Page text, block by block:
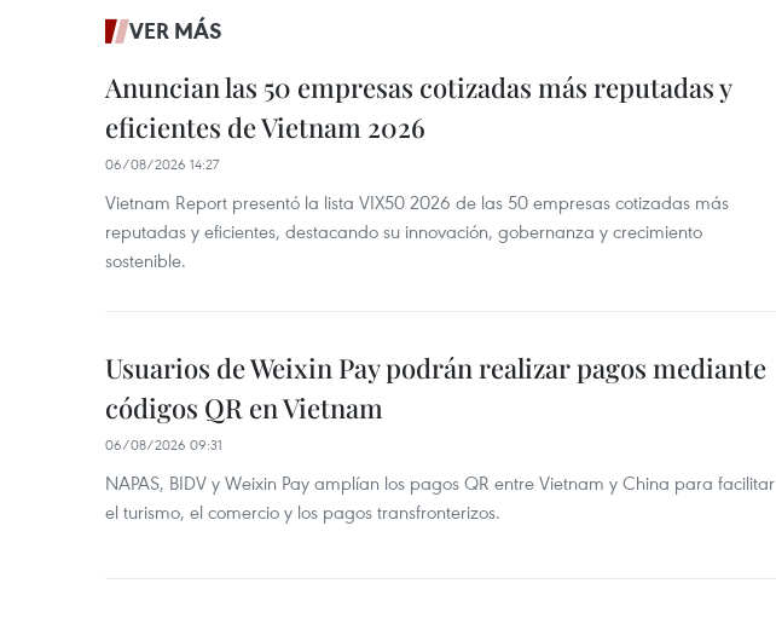
VER MÁS
Anuncian las 50 empresas cotizadas más reputadas y
eficientes de Vietnam 2026
06/08/2026 14:27
Vietnam Report presentó la lista VIX50 2026 de las 50 empresas cotizadas más
reputadas y eficientes, destacando su innovación, gobernanza y crecimiento
sostenible.
Usuarios de Weixin Pay podrán realizar pagos mediante
códigos QR en Vietnam
06/08/2026 09:31
NAPAS, BIDV y Weixin Pay amplían los pagos QR entre Vietnam y China para facilitar
el turismo, el comercio y los pagos transfronterizos.